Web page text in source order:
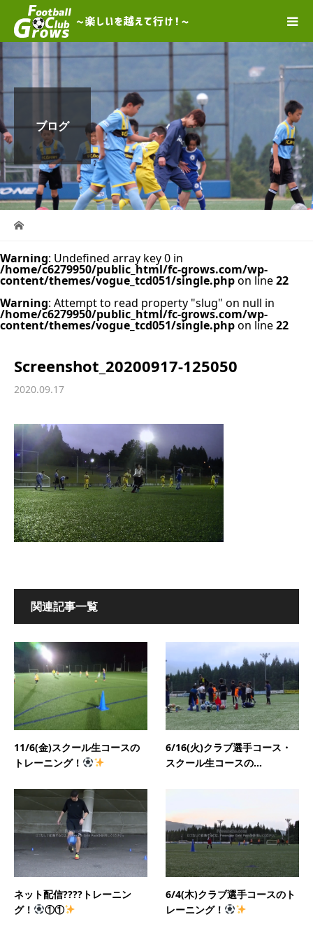
ブログ
Warning: Undefined array key 0 in
/home/c6279950/public_html/fc-grows.com/wp-
content/themes/vogue_tcd051/single.phpon line22
Warning: Attempt to read property "slug" on null in
/home/c6279950/public_html/fc-grows.com/wp-
content/themes/vogue_tcd051/single.phpon line22
Screenshot_20200917-125050
2020.09.17
関連記事一覧
11/6(金)スクール生コースの
トレーニング！
6/16(火)クラブ選手コース・
スクール生コースの...
ネット配信????トレーニン
グ！
①①
6/4(木)クラブ選手コースのト
レーニング！